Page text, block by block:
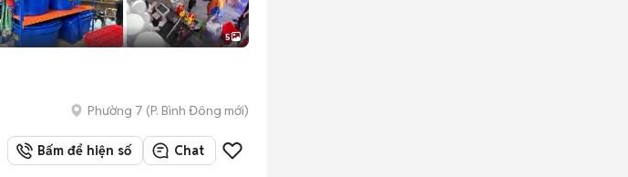
5
Phường 7 (P. Bình Đông mới)
Bấm để hiện số Chat